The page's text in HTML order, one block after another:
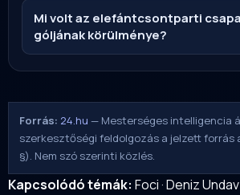
Mi volt az elefántcsontparti
góljának körülménye?
Forrás: 24.hu — Mesterséges intelligencia
szerkesztőségi feldolgozás a jelzett forrás
§). Nem szó szerinti közlés.
Kapcsolódó témák: Foci·Deniz Undav